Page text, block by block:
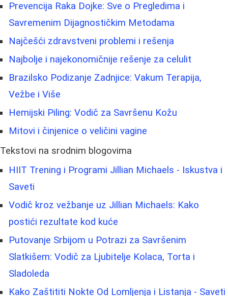
Prevencija Raka Dojke: Sve o Pregledima i
Savremenim Dijagnostičkim Metodama
Najčešći zdravstveni problemi i rešenja
Najbolje i najekonomičnije rešenje za celulit
Brazilsko Podizanje Zadnjice: Vakum Terapija,
Vežbe i Više
Hemijski Piling: Vodič za Savršenu Kožu
Mitovi i činjenice o veličini vagine
Tekstovi na srodnim blogovima
HIIT Trening i Programi Jillian Michaels - Iskustva i
Saveti
Vodič kroz vežbanje uz Jillian Michaels: Kako
postići rezultate kod kuće
Putovanje Srbijom u Potrazi za Savršenim
Slatkišem: Vodič za Ljubitelje Kolaca, Torta i
Sladoleda
Kako Zaštititi Nokte Od Lomljenja i Listanja - Saveti